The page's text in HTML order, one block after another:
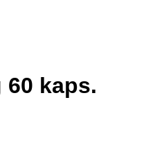
60 kaps.